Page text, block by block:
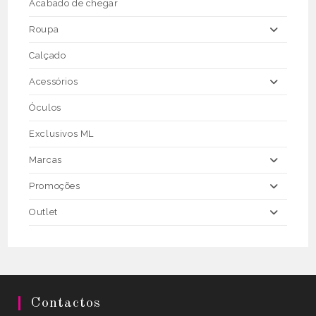
Acabado de chegar
Roupa
Calçado
Acessórios
Óculos
Exclusivos ML
Marcas
Promoções
Outlet
Contactos